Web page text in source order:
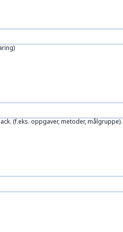
(f.eks. oppgaver, metoder, målgruppe).